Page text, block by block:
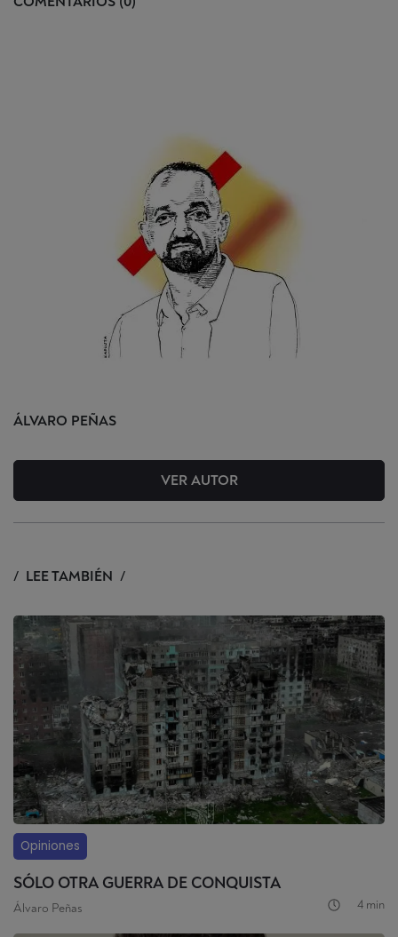
ÁLVARO PEÑAS
VER AUTOR
LEE TAMBIÉN
Opiniones
SÓLO OTRA GUERRA DE CONQUISTA
Álvaro Peñas 4 min